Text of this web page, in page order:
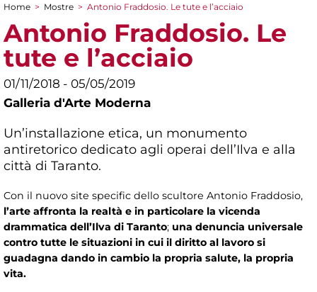
Tu sei qui
Home > Mostre > Antonio Fraddosio. Le tute e l’acciaio
Antonio Fraddosio. Le
tute e l’acciaio
01/11/2018 - 05/05/2019
Galleria d'Arte Moderna
Un’installazione etica, un monumento
antiretorico dedicato agli operai dell’Ilva e alla
città di Taranto.
Con il nuovo site specific dello scultore Antonio Fraddosio,
l’arte affronta la realtà e in particolare la vicenda
drammatica dell’Ilva di Taranto; una denuncia universale
contro tutte le situazioni in cui il diritto al lavoro si
guadagna dando in cambio la propria salute, la propria
vita.